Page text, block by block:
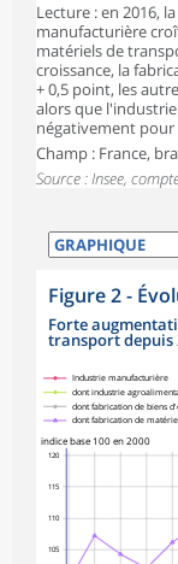
Lecture : en 2016,
manufacturière
matériels de
croissance, la
+ 0,5 point, les
alors que
négativement pour
Champ : France,
Source : Insee,
Figure 2 -
Forte
transport depuis
105
110
115
120
indice base 100 en 2000
Industrie manufacturière
dont industrie
dont fabrication de biens
dont fabrication de